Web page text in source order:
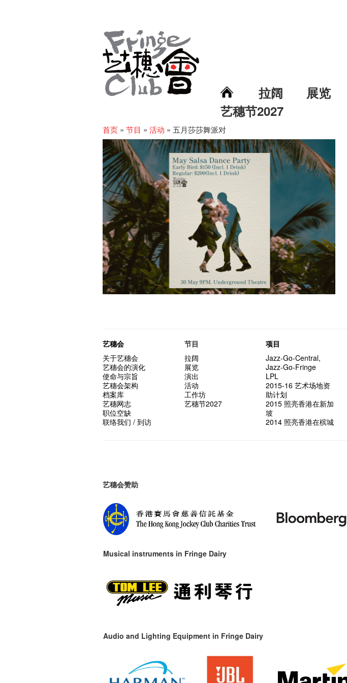
拉阔 展览
艺穗节2027
首页 » 节目 » 活动 » 五月莎莎舞派对
艺穗会
关于艺穗会
艺穗会的演化
使命与宗旨
艺穗会架构
档案库
艺穗网志
职位空缺
联络我们 / 到访
节目
拉阔
展览
演出
活动
工作坊
艺穗节2027
项目
Jazz-Go-Central,
Jazz-Go-Fringe
LPL
2015-16 艺术场地资
助计划
2015 照亮香港在新加
坡
2014 照亮香港在槟城
艺穗会赞助
Musical instruments in Fringe Dairy
Audio and Lighting Equipment in Fringe Dairy